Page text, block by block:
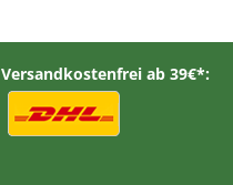
Versandkostenfrei ab 39€*: